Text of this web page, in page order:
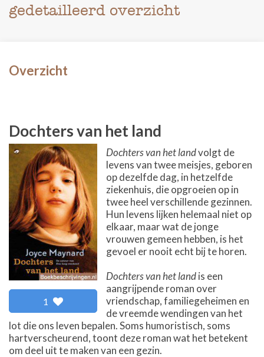
gedetailleerd overzicht
Overzicht
Dochters van het land
1
Dochters van het landvolgt de
levens van twee meisjes, geboren
op dezelfde dag, in hetzelfde
ziekenhuis, die opgroeien op in
twee heel verschillende gezinnen.
Hun levens lijken helemaal niet op
elkaar, maar wat de jonge
vrouwen gemeen hebben, is het
gevoel er nooit echt bij te horen.
Dochters van het landis een
aangrijpende roman over
vriendschap, familiegeheimen en
de vreemde wendingen van het
lot die ons leven bepalen. Soms humoristisch, soms
hartverscheurend, toont deze roman wat het betekent
om deel uit te maken van een gezin.